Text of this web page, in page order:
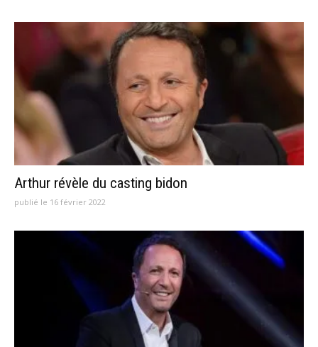
Arthur révèle du casting bidon
publié le 16 février 2022